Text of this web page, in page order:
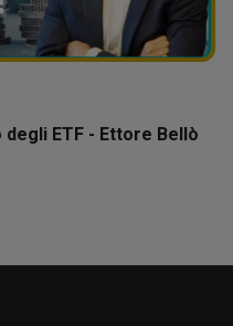
ETF - Ettore Bellò